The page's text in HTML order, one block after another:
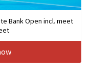
Bank Open incl. meet